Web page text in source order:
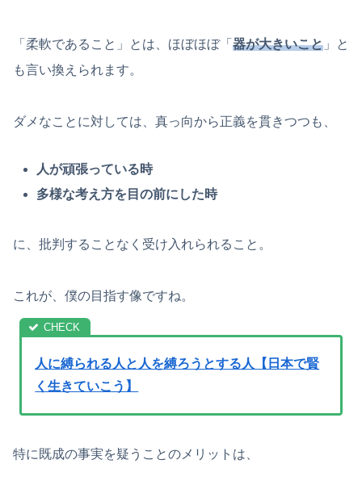
「柔軟であること」とは、ほぼほぼ「 器が大きいこと 」と
も言い換えられます。
ダメなことに対しては、真っ向から正義を貫きつつも、
人が頑張っている時
多様な考え方を目の前にした時
に、批判することなく受け入れられること。
これが、僕の目指す像ですね。
人に縛られる人と人を縛ろうとする人【日本で賢
く生きていこう】
特に既成の事実を疑うことのメリットは、